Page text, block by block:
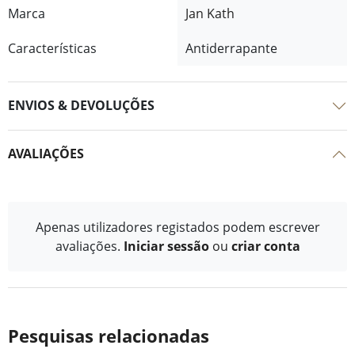
Marca
Jan Kath
Características
Antiderrapante
ENVIOS & DEVOLUÇÕES
AVALIAÇÕES
Apenas utilizadores registados podem escrever
avaliações. Iniciar sessão ou criar conta
Pesquisas relacionadas